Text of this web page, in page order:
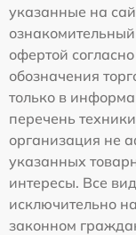
указанные на
офертой
обозначения
только в
перечень
организация не
указанных
интересы. Все
исключительно
законном